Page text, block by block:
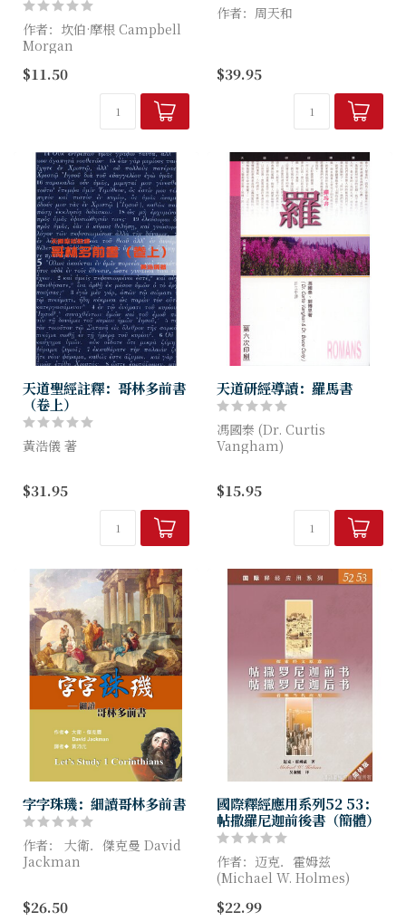
作者：坎伯·摩根 Campbell
Morgan
《罗马书》是“摩根解经丛
卷”系列之一，是对新约圣经
《罗马书》的阐释和解读。
$11.50
作者：周天和
性質注重經文的歷史背景，章
節上下文之連貫，重要字詞之
闡釋，詞句之文法結構，和經
$39.95
天道聖經註釋：哥林多前書
（卷上）
黃浩儀 著
前書提供基礎資料，包括哥林
多城背景、保羅與哥林多教會
的關係、哥林多前書的完整
性、寫作地點和時間、哥林多
$31.95
天道研經導讀：羅馬書
馮國泰 (Dr. Curtis
Vangham)
《天道研經導讀》就主題研究
有關經卷，並不打算要包羅萬
$15.95
字字珠璣：細讀哥林多前書
作者： 大衛．傑克曼 David
Jackman
心紛爭的所在，也仍是今日教
$26.50
國際釋經應用系列52 53：
帖撒羅尼迦前後書（簡體）
作者：迈克．霍姆兹
(Michael W. Holmes)
每一课都包含三个部分
$22.99